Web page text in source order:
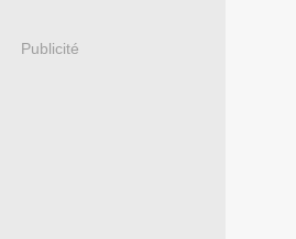
Publicité